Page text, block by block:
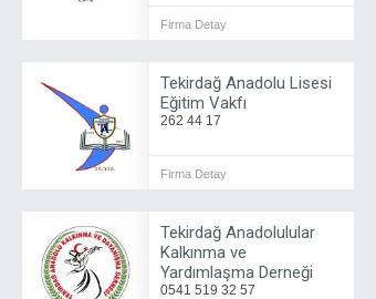
Firma Detay
Tekirdağ Anadolu Lisesi
Eğitim Vakfı
262 44 17
Firma Detay
Tekirdağ Anadolulular
Kalkınma ve
Yardımlaşma Derneği
0541 519 32 57